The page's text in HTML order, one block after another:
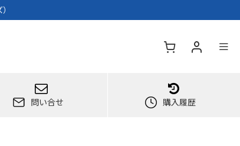
問い合せ 購入履歴